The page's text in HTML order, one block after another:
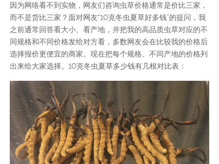
因为网络看不到实物，网友们咨询虫草价格通常是价比三家，
而不是货比三家？面对网友“10克冬虫夏草好多钱”的提问，我
之前通常回答看大小、看产地，并把我的高品质虫草对应的不
同规格和不同价格发给对方看，多数网友会在比较我的价格后
选择报价更便宜的商家。现在把每个规格、不同产地的价格列
出来给大家选择。10克冬虫夏草多少钱有几根对比表：